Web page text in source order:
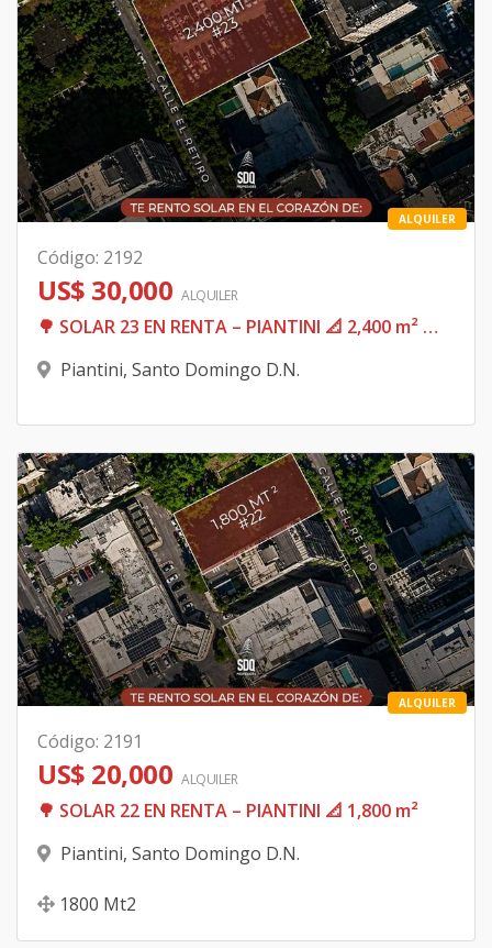
ALQUILER
Código: 2192
US$ 30,000 ALQUILER
🌳 SOLAR 23 EN RENTA – PIANTINI 📐 2,400 m² 📏 Dimensiones aproximadas: • Frente: 38.5 m • Fondo: ~60.0 m • Laterales: proporción extendida
Piantini, Santo Domingo D.N.
ALQUILER
Código: 2191
US$ 20,000 ALQUILER
🌳 SOLAR 22 EN RENTA – PIANTINI 📐 1,800 m²
Piantini, Santo Domingo D.N.
1800 Mt2